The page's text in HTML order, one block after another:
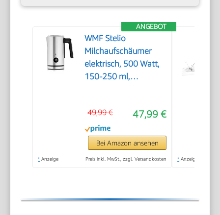
ANGEBOT
WMF Stelio
Milchaufschäumer
elektrisch, 500 Watt,
150-250 ml,
Milchschaum heiss
und kalt, heiße
Schokolade,
cromargan
47,99 €
49,99 €
Bei Amazon ansehen
* Anzeige Preis inkl. MwSt., zzgl. Versandkosten * Anzeige